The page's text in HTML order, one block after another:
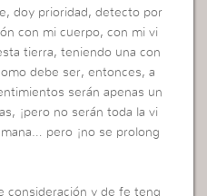
doy prioridad, detecto por
con mi cuerpo, con mi vi
tierra, teniendo una con
debe ser, entonces, a
serán apenas un
¡pero no serán toda la vi
pero ¡no se prolong
consideración y de fe teng